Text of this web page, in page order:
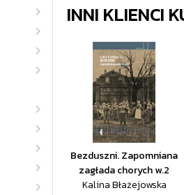
INNI KLIENCI
Bezduszni. Zapomniana
zagłada chorych w.2
Kalina Błażejowska